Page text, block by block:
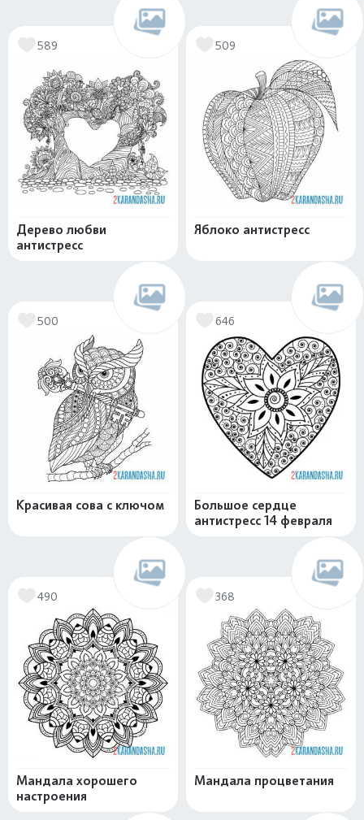
589
Дерево любви
антистресс
509
Яблоко антистресс
500
Красивая сова с ключом
646
Большое сердце
антистресс 14 февраля
490
Мандала хорошего
настроения
368
Мандала процветания